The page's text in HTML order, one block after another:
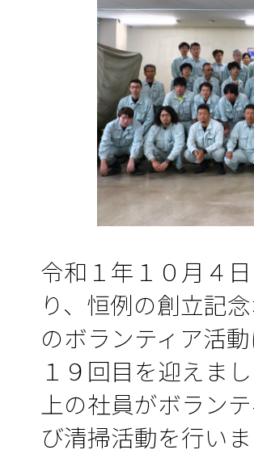
令和１年１０月４
り、恒例の創立記
のボランティア活
１９回目を迎えま
上の社員がボラン
び清掃活動を行いま